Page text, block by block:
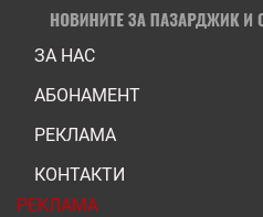
ЗА НАС
АБОНАМЕНТ
РЕКЛАМА
КОНТАКТИ
РЕКЛАМА